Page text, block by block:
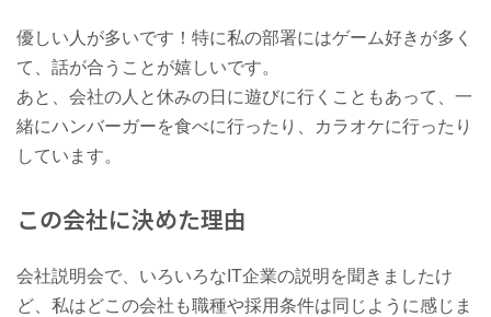
優しい人が多いです！特に私の部署にはゲーム好きが多く
て、話が合うことが嬉しいです。
あと、会社の人と休みの日に遊びに行くこともあって、一
緒にハンバーガーを食べに行ったり、カラオケに行ったり
しています。
この会社に決めた理由
会社説明会で、いろいろなIT企業の説明を聞きましたけ
ど、私はどこの会社も職種や採用条件は同じように感じま